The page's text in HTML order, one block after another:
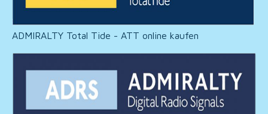
ADMIRALTY Total Tide - ATT online kaufen